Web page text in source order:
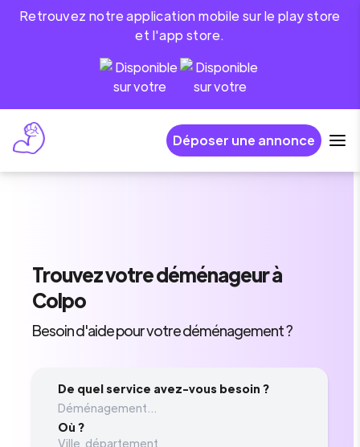
Retrouvez notre application mobile sur le play store
et l'app store.
Déposer une annonce
Trouvezvotre déménageurà
Colpo
Besoin d'aide pour votre déménagement ?
De quel service avez-vous besoin ?
Déménagement...
Où ?